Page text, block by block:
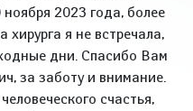
2023 года, более
хирурга я не встречала,
дни. Спасибо Вам
за заботу и внимание.
счастья,